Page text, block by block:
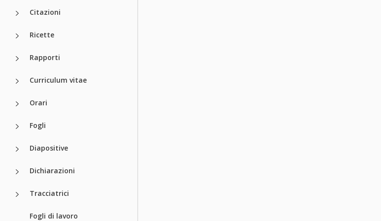
Citazioni
Ricette
Rapporti
Curriculum vitae
Orari
Fogli
Diapositive
Dichiarazioni
Tracciatrici
Fogli di lavoro